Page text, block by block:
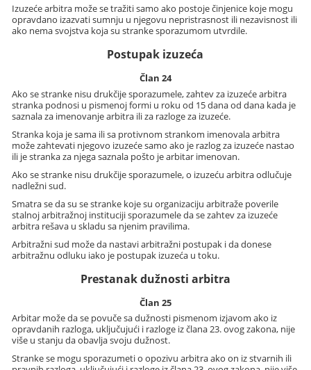
Izuzeće arbitra može se tražiti samo ako postoje činjenice koje mogu
opravdano izazvati sumnju u njegovu nepristrasnost ili nezavisnost ili
ako nema svojstva koja su stranke sporazumom utvrdile.
Postupak izuzeća
Član 24
Ako se stranke nisu drukčije sporazumele, zahtev za izuzeće arbitra
stranka podnosi u pismenoj formi u roku od 15 dana od dana kada je
saznala za imenovanje arbitra ili za razloge za izuzeće.
Stranka koja je sama ili sa protivnom strankom imenovala arbitra
može zahtevati njegovo izuzeće samo ako je razlog za izuzeće nastao
ili je stranka za njega saznala pošto je arbitar imenovan.
Ako se stranke nisu drukčije sporazumele, o izuzeću arbitra odlučuje
nadležni sud.
Smatra se da su se stranke koje su organizaciju arbitraže poverile
stalnoj arbitražnoj instituciji sporazumele da se zahtev za izuzeće
arbitra rešava u skladu sa njenim pravilima.
Arbitražni sud može da nastavi arbitražni postupak i da donese
arbitražnu odluku iako je postupak izuzeća u toku.
Prestanak dužnosti arbitra
Član 25
Arbitar može da se povuče sa dužnosti pismenom izjavom ako iz
opravdanih razloga, uključujući i razloge iz člana 23. ovog zakona, nije
više u stanju da obavlja svoju dužnost.
Stranke se mogu sporazumeti o opozivu arbitra ako on iz stvarnih ili